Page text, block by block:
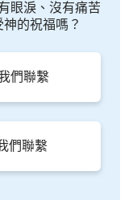
與他所成就的每
的圖畫，對于受
的言語所望塵莫
個人生在何處、
景是什麽，也無
，在神都瞭如指
，在神來看都如
，神有這樣的權
眼淚、沒有痛苦
的祝福嗎？
們聯繫
們聯繫